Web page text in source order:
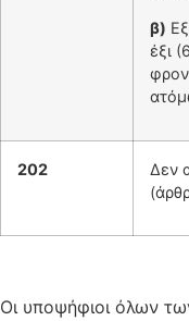
β)
έξι
202
Δεν
Οι υποψήφιοι όλων